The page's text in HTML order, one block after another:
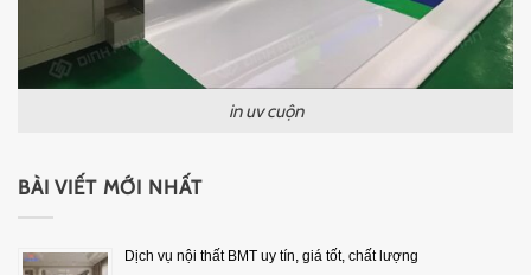
in uv cuộn
BÀI VIẾT MỚI NHẤT
Dịch vụ nội thất BMT uy tín, giá tốt, chất lượng